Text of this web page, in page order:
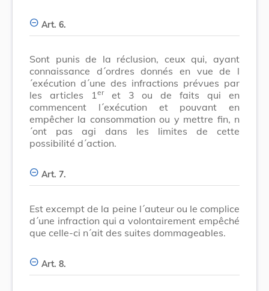
Art. 6.
Sont punis de la réclusion, ceux qui, ayant
connaissance d´ordres donnés en vue de l
´exécution d´une des infractions prévues par
les articles 1 eret 3 ou de faits qui en
commencent l´exécution et pouvant en
empêcher la consommation ou y mettre fin, n
´ont pas agi dans les limites de cette
possibilité d´action.
Art. 7.
Est excempt de la peine l´auteur ou le complice
d´une infraction qui a volontairement empêché
que celle-ci n´ait des suites dommageables.
Art. 8.